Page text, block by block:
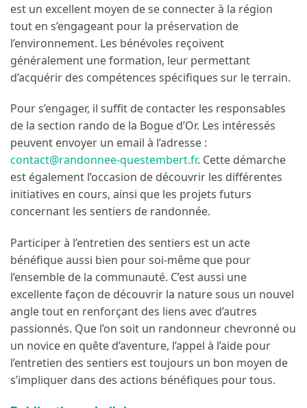
est un excellent moyen de se connecter à la région
tout en s’engageant pour la préservation de
l’environnement. Les bénévoles reçoivent
généralement une formation, leur permettant
d’acquérir des compétences spécifiques sur le terrain.
Pour s’engager, il suffit de contacter les responsables
de la section rando de la Bogue d’Or. Les intéressés
peuvent envoyer un email à l’adresse :
contact@randonnee-questembert.fr. Cette démarche
est également l’occasion de découvrir les différentes
initiatives en cours, ainsi que les projets futurs
concernant les sentiers de randonnée.
Participer à l’entretien des sentiers est un acte
bénéfique aussi bien pour soi-même que pour
l’ensemble de la communauté. C’est aussi une
excellente façon de découvrir la nature sous un nouvel
angle tout en renforçant des liens avec d’autres
passionnés. Que l’on soit un randonneur chevronné ou
un novice en quête d’aventure, l’appel à l’aide pour
l’entretien des sentiers est toujours un bon moyen de
s’impliquer dans des actions bénéfiques pour tous.